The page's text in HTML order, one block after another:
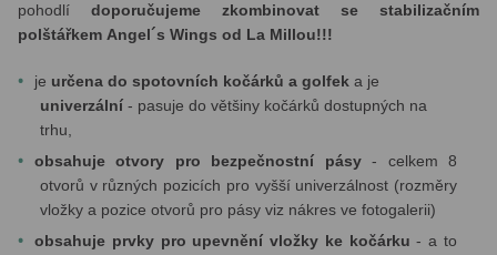
pohodlí doporučujeme zkombinovat se stabilizačním
polštářkem Angel´s Wings od La Millou!!!
je určena do spotovních kočárků a golfek a je
univerzální - pasuje do většiny kočárků dostupných na
trhu,
obsahuje otvory pro bezpečnostní pásy- celkem 8
otvorů v různých pozicích pro vyšší univerzálnost (rozměry
vložky a pozice otvorů pro pásy viz nákres ve fotogalerii)
obsahuje prvky pro upevnění vložky ke kočárku - a to